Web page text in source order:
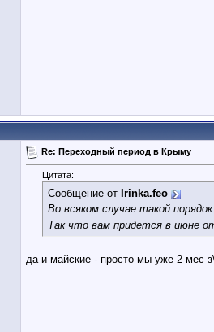
Re: Переходный период в Крыму
Цитата:
Сообщение от Irinka.feo
Во всяком случае такой
Так что вам придется в июне
да и майские - просто мы уже 2 мес